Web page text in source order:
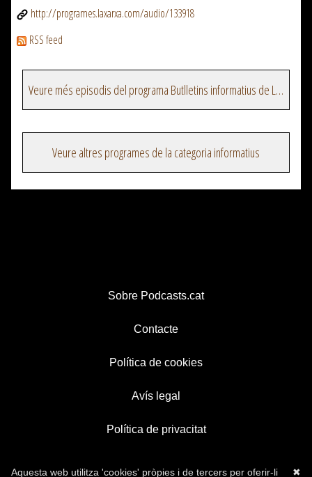
http://programes.laxarxa.com/audio/133918
RSS feed
Veure més episodis del programa Butlletins informatius de La Xarxa
Veure altres programes de la categoria informatius
Sobre Podcasts.cat
Contacte
Política de cookies
Avís legal
Política de privacitat
✖
Aquesta web utilitza 'cookies' pròpies i de tercers per oferir-li